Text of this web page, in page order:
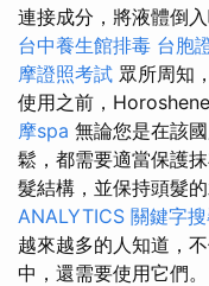
連接成分，將液體倒
台中養生館排毒 台胞
摩證照考試 眾所周知
使用之前，
摩spa 無論您是在該
鬆，都需要適當保護
髮結構，並保持頭髮
ANALYTICS 關鍵字
越來越多的人知道，
中，還需要使用它們。